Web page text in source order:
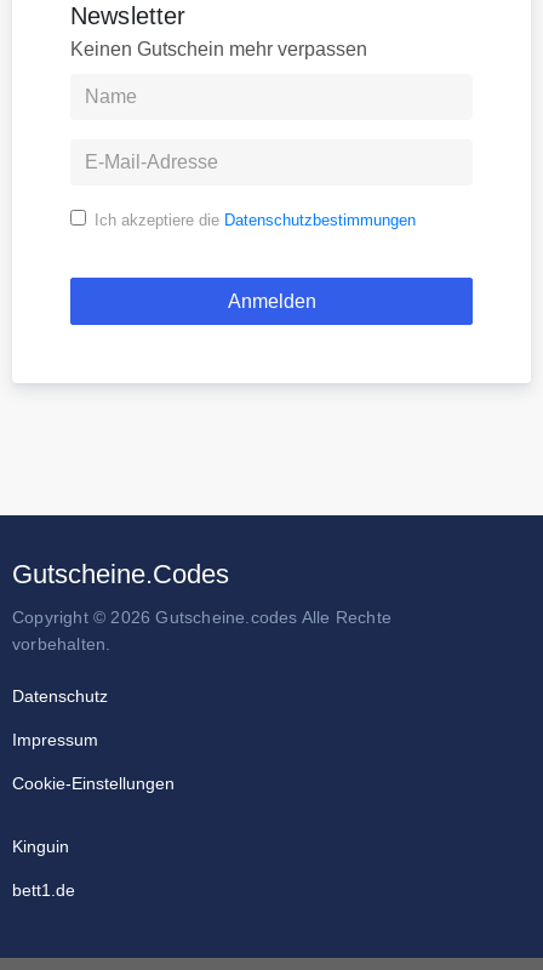
Newsletter
Keinen Gutschein mehr verpassen
Ich akzeptiere die Datenschutzbestimmungen
Gutscheine.Codes
Copyright © 2026 Gutscheine.codes Alle Rechte
vorbehalten.
Datenschutz
Impressum
Cookie-Einstellungen
Kinguin
bett1.de